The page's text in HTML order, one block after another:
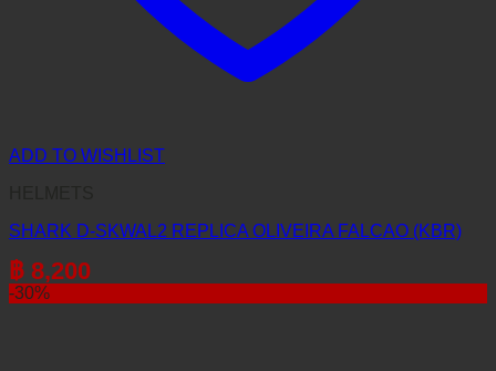
ADD TO WISHLIST
SHARK D-SKWAL2 REPLICA OLIVEIRA FALCAO (KBR)
฿ 8,200
-30%